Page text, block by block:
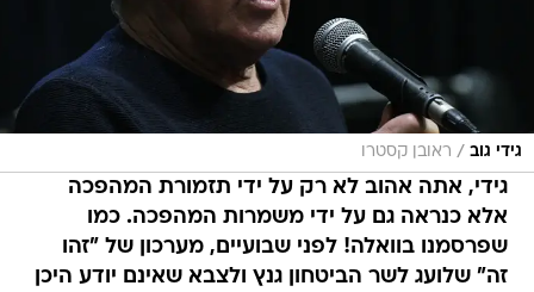
גידי גוב / ראובן קסטרו
גידי, אתה אהוב לא רק על ידי תזמורת המהפכה
אלא כנראה גם על ידי משמרות המהפכה. כמו
שפרסמנו בוואלה! לפני שבועיים, מערכון של "זהו
זה" שלועג לשר הביטחון גנץ ולצבא שאינם יודע היכן